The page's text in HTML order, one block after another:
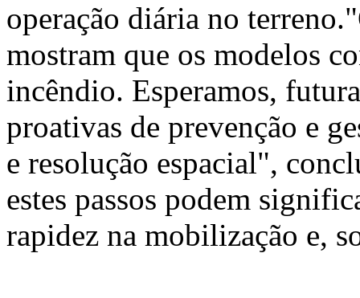
operação diária no
mostram que os modelos
incêndio. Esperamos,
proativas de prevenção e
e resolução espacial",
estes passos podem
rapidez na mobilização e,